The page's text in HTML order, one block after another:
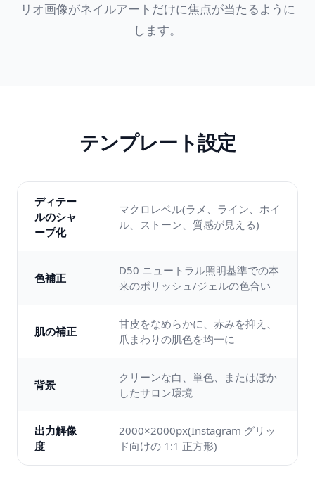
リオ画像がネイルアートだけに焦点が当たるように
します。
テンプレート設定
ディテー
ルのシャ
ープ化
マクロレベル(ラメ、ライン、ホイ
ル、ストーン、質感が見える)
色補正
D50 ニュートラル照明基準での本
来のポリッシュ/ジェルの色合い
肌の補正
甘皮をなめらかに、赤みを抑え、
爪まわりの肌色を均一に
背景
クリーンな白、単色、またはぼか
したサロン環境
出力解像
度
2000×2000px(Instagram グリッ
ド向けの 1:1 正方形)